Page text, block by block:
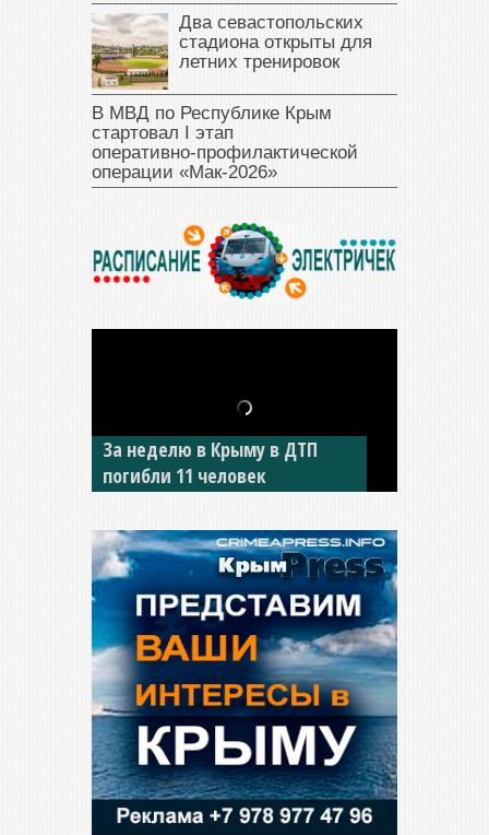
Два севастопольских
стадиона открыты для
летних тренировок
В МВД по Республике Крым
стартовал I этап
оперативно‑профилактической
операции «Мак‑2026»
За неделю в Крыму в ДТП
погибли 11 человек
В Джанкое водитель ВАЗа
сбил двух детей на «зебре»